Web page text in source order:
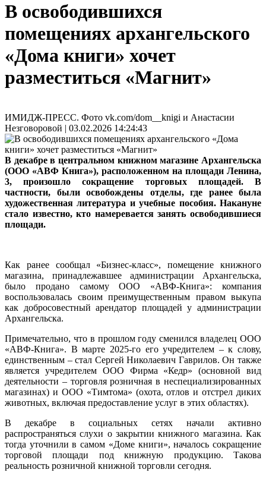
В освободившихся
помещениях архангельского
«Дома книги» хочет
разместиться «Магнит»
ИМИДЖ-ПРЕСС. Фото vk.com/dom__knigi и Анастасии
Незговоровой | 03.02.2026 14:24:43
В декабре в центральном книжном магазине Архангельска
(ООО «АВФ Книга»), расположенном на площади Ленина,
3, произошло сокращение торговых площадей. В
частности, были освобождены отделы, где ранее была
художественная литература и учебные пособия. Накануне
стало известно, кто намеревается занять освободившиеся
площади.
Как ранее сообщал «Бизнес-класс», помещение книжного
магазина, принадлежавшее администрации Архангельска,
было продано самому ООО «АВФ-Книга»: компания
воспользовалась своим преимущественным правом выкупа
как добросовестный арендатор площадей у администрации
Архангельска.
Примечательно, что в прошлом году сменился владелец ООО
«АВФ-Книга». В марте 2025-го его учредителем – к слову,
единственным – стал Сергей Николаевич Гаврилов. Он также
является учредителем ООО Фирма «Кедр» (основной вид
деятельности – торговля розничная в неспециализированных
магазинах) и ООО «Тимтома» (охота, отлов и отстрел диких
животных, включая предоставление услуг в этих областях).
В декабре в социальных сетях начали активно
распространяться слухи о закрытии книжного магазина. Как
тогда уточнили в самом «Доме книги», началось сокращение
торговой площади под книжную продукцию. Такова
реальность розничной книжной торговли сегодня.